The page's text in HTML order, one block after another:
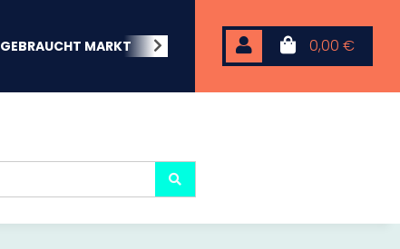
0,00 €
GEBRAUCHT MARKT BEACHWEAR NEOPREN